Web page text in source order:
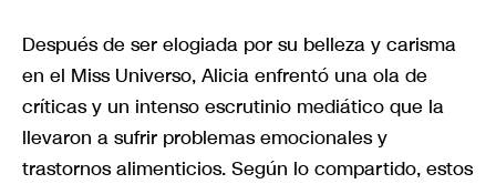
Después de ser elogiada por su belleza y carisma
en el Miss Universo, Alicia enfrentó una ola de
críticas y un intenso escrutinio mediático que la
llevaron a sufrir problemas emocionales y
trastornos alimenticios. Según lo compartido, estos